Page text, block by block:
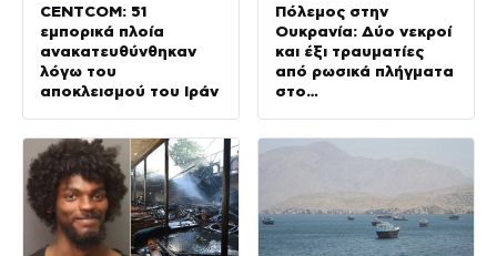
CENTCOM: 51
εμπορικά πλοία
ανακατευθύνθηκαν
λόγω του
αποκλεισμού του Ιράν
Πόλεμος στην
Ουκρανία: Δύο νεκροί
και έξι τραυματίες
από ρωσικά πλήγματα
στο